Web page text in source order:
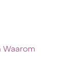
Waarom